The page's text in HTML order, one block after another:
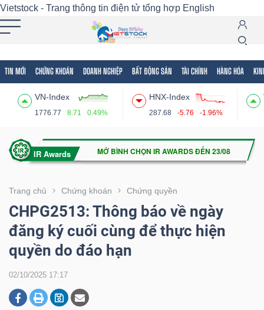
Vietstock - Trang thông tin điện tử tổng hợp English
TIN MỚI CHỨNG KHOÁN DOANH NGHIỆP BẤT ĐỘNG SẢN TÀI CHÍNH HÀNG HÓA
VN-Index
1776.77 8.71 0.49%
HNX-Index
287.68 -5.76 -1.96%
Trang chủ Chứng khoán Chứng quyền
CHPG2513: Thông báo về ngày
đăng ký cuối cùng để thực hiện
quyền do đáo hạn
02/10/2025 17:17
Tất cả Tính năng Ngành Mã chứng khoán
Tính
(-)
VIETSTOCK
CHỨNG
KHOÁN
DOANH